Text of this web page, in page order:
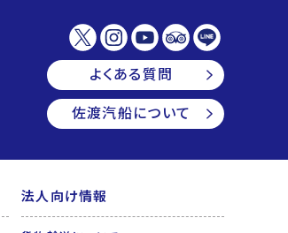
よくある質問
佐渡汽船について
法人向け情報